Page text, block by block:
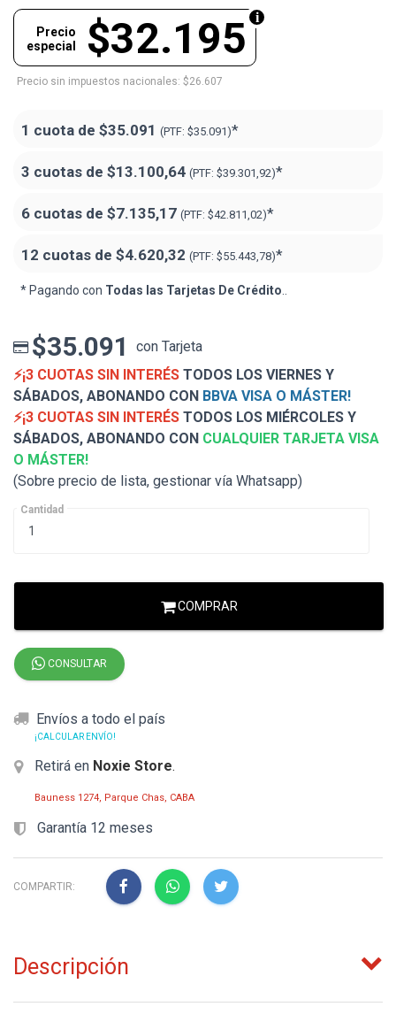
$32.195
Precio
especial
Precio sin impuestos nacionales: $26.607
1 cuota de $35.091 (PTF: $35.091)*
3 cuotas de $13.100,64 (PTF: $39.301,92)*
6 cuotas de $7.135,17 (PTF: $42.811,02)*
12 cuotas de $4.620,32 (PTF: $55.443,78)*
* Pagando con Todas las Tarjetas De Crédito
$35.091
con Tarjeta
⚡¡3 CUOTAS SIN INTERÉS TODOS LOS VIERNES Y
SÁBADOS, ABONANDO CON BBVA VISA O MÁSTER!
⚡¡3 CUOTAS SIN INTERÉS TODOS LOS MIÉRCOLES Y
SÁBADOS, ABONANDO CON CUALQUIER TARJETA VISA
O MÁSTER!
(Sobre precio de lista, gestionar vía Whatsapp)
Cantidad
COMPRAR
CONSULTAR
Envíos a todo el país
¡CALCULAR ENVÍO!
Retirá en Noxie Store.
Bauness 1274, Parque Chas, CABA
Garantía 12 meses
COMPARTIR:
Descripción